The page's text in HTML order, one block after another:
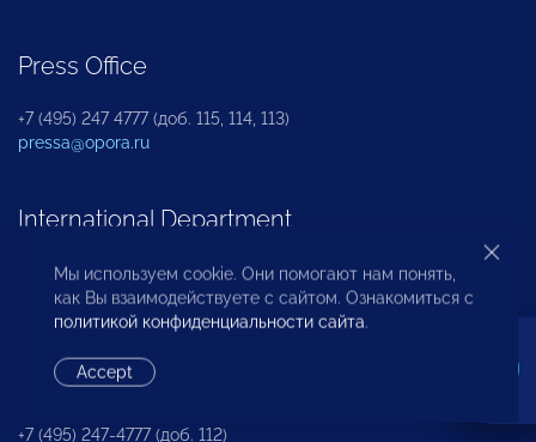
Press Office
+7 (495) 247 4777 (доб. 115, 114, 113)
pressa@opora.ru
International Department
+7 (495) 247-4777 (доб. 126)
Department
+7 (495) 247-4777 (доб. 112)
Мы используем cookie. Они помогают нам понять,
как Вы взаимодействуете с сайтом. Ознакомиться с
политикой конфиденциальности сайта.
Accept